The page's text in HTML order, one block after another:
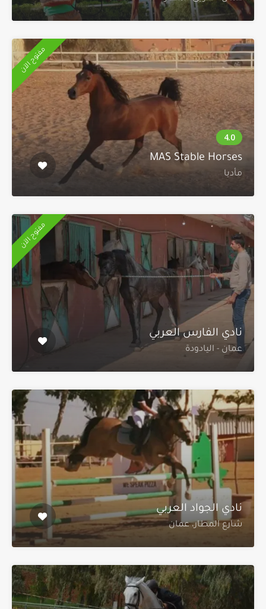
مفتوح الآن
MAS Stable Horses
مأدبا
مفتوح الآن
نادي الفارس العربي
عمان - اليادودة
نادي الجواد العربي
شارع المطار، عمان